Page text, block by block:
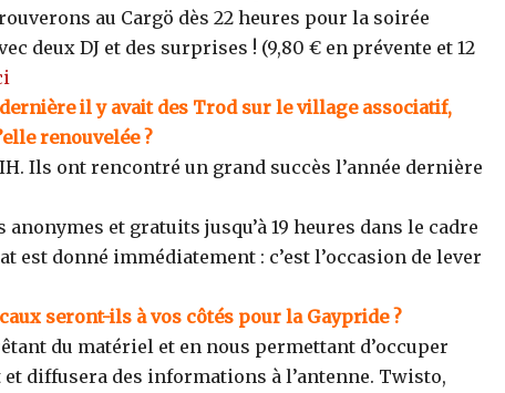
au Cargö dès 22 heures pour la soirée
deux DJ et des surprises ! (9,80 € en prévente et 12
dernière il y avait des Trod sur le village associatif,
renouvelée ?
Ils ont rencontré un grand succès l’année dernière
et gratuits jusqu’à 19 heures dans le cadre
est donné immédiatement : c’est l’occasion de lever
seront-ils à vos côtés pour la Gaypride ?
du matériel et en nous permettant d’occuper
et diffusera des informations à l’antenne. Twisto,